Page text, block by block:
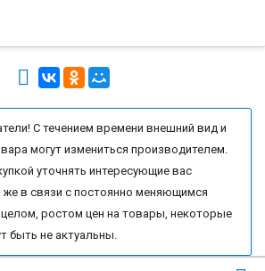
С течением времени внешний вид и
могут измениться производителем.
уточнять интересующие вас
же в связи с постоянно меняющимся
ростом цен на товары, некоторые
быть не актуальны.